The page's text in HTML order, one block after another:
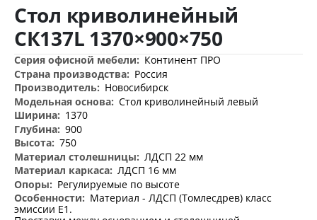
началу
изображений
Стол криволинейный
СК137L 1370×900×750
Дополнительная
информация
Континент ПРО
Россия
Новосибирск
Стол криволинейный левый
1370
900
750
ЛДСП 22 мм
ЛДСП 16 мм
Регулируемые по высоте
Материал - ЛДСП (Томлесдрев) класс
эмиссии Е1.